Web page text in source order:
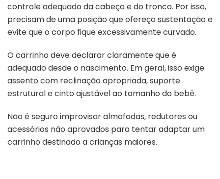
controle adequado da cabeça e do tronco. Por isso,
precisam de uma posição que ofereça sustentação e
evite que o corpo fique excessivamente curvado.
O carrinho deve declarar claramente que é
adequado desde o nascimento. Em geral, isso exige
assento com reclinação apropriada, suporte
estrutural e cinto ajustável ao tamanho do bebê.
Não é seguro improvisar almofadas, redutores ou
acessórios não aprovados para tentar adaptar um
carrinho destinado a crianças maiores.